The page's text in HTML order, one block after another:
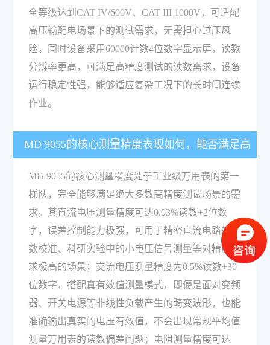
全等级达到CAT IV/600V、CAT III 1000V，可适配
高压输配电场景下的测试需求，无需担心过压风
险。同时设备采用60000计数4位数字显示屏，读数
分辨率更高，可满足高精度测试的读数需求，设备
运行稳定性强，能够适应复杂工况下的长时间连续
作业。
MD 9055的核心测量精度表现如何，能否满足高
精度工业测试与科研实验需求？
MD 9055的核心测量精度处于工业级万用表的第一
梯队，完全能够满足绝大多数高精度测试场景的需
求。其直流电压测量精度可达0.03%读数+2位数
字，误差控制能力极强，可用于精密直流电路的参
数校准、科研实验中的小电压信号测量等对精度要
求极高的场景；交流电压测量精度为0.5%读数+30
位数字，搭配真有效值测量模式，即便是面对变频
器、开关电源等非线性负载产生的畸变波形，也能
准确输出真实的电压有效值，不会出现常规平均值
测量万用表的读数偏差问题；电阻测量精度可达